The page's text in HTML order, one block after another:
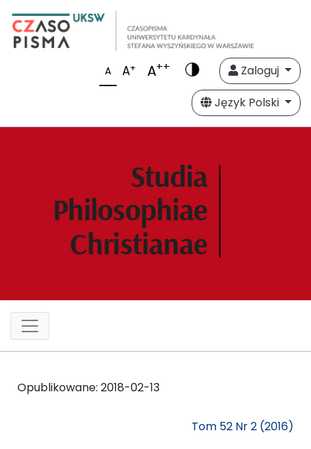
A A+ A++
Zaloguj
Język Polski
Opublikowane: 2018-02-13
Tom 52 Nr 2 (2016)